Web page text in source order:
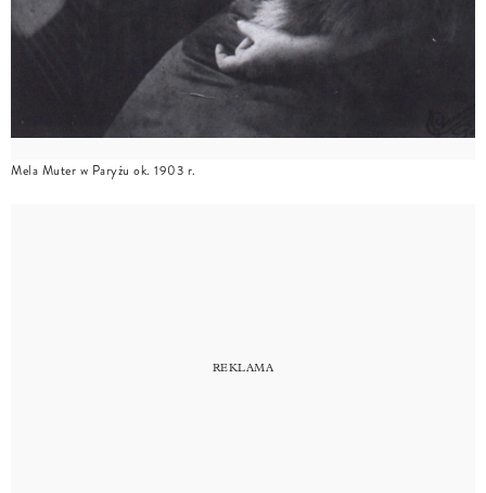
Mela Muter w Paryżu ok. 1903 r.